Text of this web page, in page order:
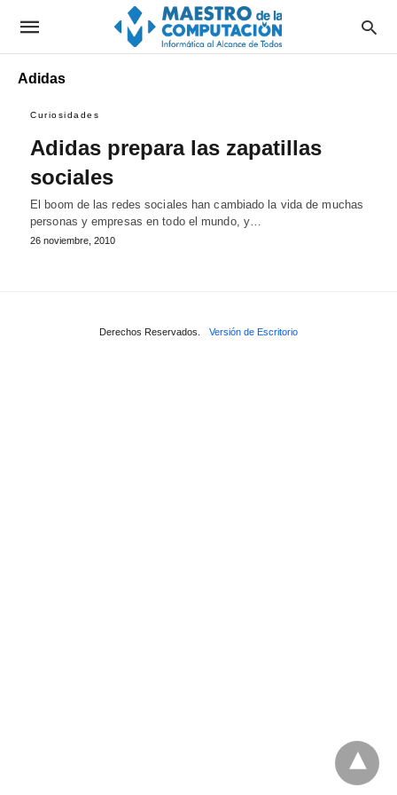
Adidas
Curiosidades
Adidas prepara las zapatillas
sociales
El boom de las redes sociales han cambiado la vida de muchas
personas y empresas en todo el mundo, y…
26 noviembre, 2010
Derechos Reservados. Versión de Escritorio